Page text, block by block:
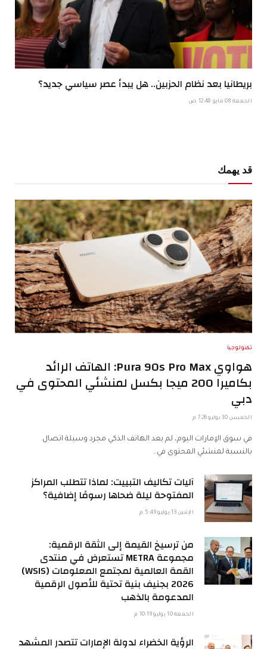
بريطانيا بعد نظام الحزبين.. هل يبدأ عصر سياسي جديد؟
الجمعة 08 مايو 12:48 ص
قد يهمك
تكنولوجيا
هواوي Pura 90s Pro Max: الهاتف الرائد
بكاميرا 200 ميجا بكسل لمنشئي المحتوى في
دبي
الخميس 30 يوليو 7:26 م
في سوق الإمارات اليوم، لم يعد الهاتف الذكي مجرد وسيلة اتصال.
بالنسبة لمنشئي المحتوى في…
آليات تكاليف التبييت: لماذا تتطلب المراكز
المفتوحة ليلة ضحاها رسومًا إضافية؟
الإثنين 13 يوليو 5:49 م
من ترسيخ القيمة إلى الثقة الرقمية:
مجموعة METRA تستعرض في منتدى
القمة العالمية لمجتمع المعلومات (WSIS)
2026 بجنيف بنية تحتية للأصول الرقمية
المدعومة بالذهب
الجمعة 10 يوليو 10:19 م
الرؤية الخضراء لدولة الإمارات تتصدر المشهد